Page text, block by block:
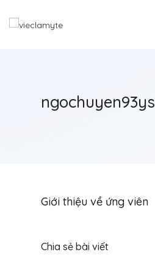
ngochuyen93ys
Giới thiệu về ứng viên
Chia sẻ bài viết